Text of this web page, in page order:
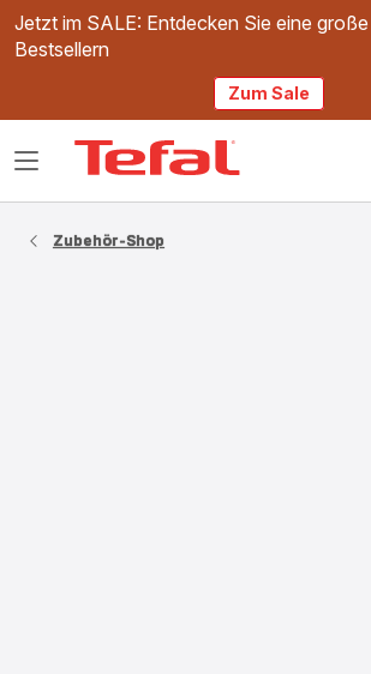
Jetzt im SALE: Entdecken Sie eine
Bestsellern
Zum Sale
Das
Zubehör-Shop